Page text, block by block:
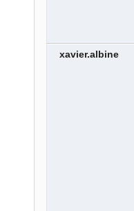
xavier.albine